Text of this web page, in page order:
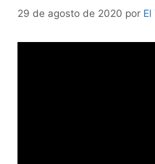
29 de agosto de 2020 por